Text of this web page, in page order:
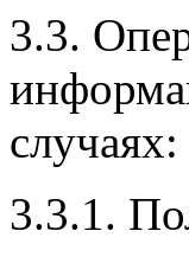
3.3.
случаях:
3.3.1.